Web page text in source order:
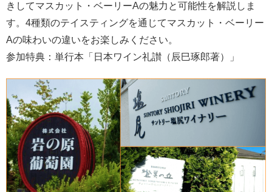
きしてマスカット・ベーリーAの魅力と可能性を解説しま
す。4種類のテイスティングを通じてマスカット・ベーリー
Aの味わいの違いをお楽しみください。
参加特典：単行本「日本ワイン礼讃（辰巳琢郎著）」